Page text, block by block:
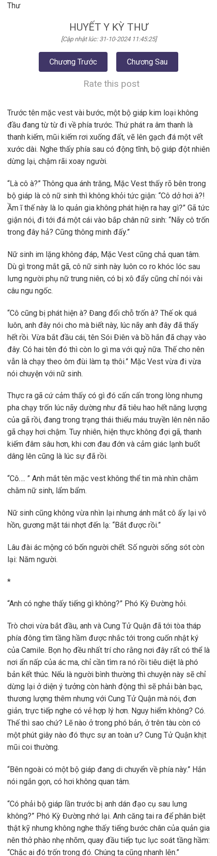
Thư
HUYẾT Y KỲ THƯ
[Cập nhật lúc: 31-10-2024 11:45:25]
Chương Trước Chương Sau
Rate this post
Trước tên mặc vest vài bước, một bộ giáp kim loại không
đầu đang từ từ đi về phía trước. Thứ phát ra âm thanh là
thanh kiếm, mũi kiếm rơi xuống đất, vẽ lên gạch đá một vết
xước dài. Nghe thấy phía sau có động tĩnh, bộ giáp đột nhiên
dừng lại, chậm rãi xoay người.
“Là cô à?” Thông qua ánh trăng, Mặc Vest thấy rõ bên trong
bộ giáp là cô nữ sinh thì không khỏi tức giận: “Cô dở hơi à?!
Ầm ĩ thế này là lo quản gia không phát hiện ra hay gì?” Gã tức
giận nói, đi tới đá một cái vào bắp chân nữ sinh: “Nãy cô trốn
trong đây hả? Cũng thông minh đấy.”
Nữ sinh im lặng không đáp, Mặc Vest cũng chả quan tâm.
Dù gì trong mắt gã, cô nữ sinh này luôn co ro khóc lóc sau
lưng người phụ nữ trung niên, có bị xô đẩy cũng chỉ nói vài
câu ngu ngốc.
“Cô cũng bị phát hiện à? Đang đổi chỗ trốn à? Thế ok quá
luôn, anh đây nói cho mà biết này, lúc nãy anh đây đã thấy
hết rồi. Vừa bắt đầu cái, tên Sói Điên và bồ hắn đã chạy vào
đây. Có hai tên đó thì còn lo gì ma với quỷ nữa. Thế cho nên
vẫn là chạy theo ôm đùi làm tạ thôi.” Mặc Vest vừa đi vừa
nói chuyện với nữ sinh.
Thực ra gã cứ cảm thấy có gì đó cấn cấn trong lòng nhưng
pha chạy trốn lúc nãy dường như đã tiêu hao hết năng lượng
của gã rồi, đang trong trạng thái thiếu máu truyền lên nên não
gã chạy hơi chậm. Tuy nhiên, hiện thực không đợi gã, thanh
kiếm đâm sâu hơn, khi cơn đau đớn và cảm giác lạnh buốt
dâng lên cũng là lúc sự đã rồi.
“Cô…. ” Anh mắt tên mặc vest không thể tin mà nhìn chằm
chằm nữ sinh, lẩm bẩm.
Nữ sinh cũng không vừa nhìn lại nhưng ánh mắt cô ấy lại vô
hồn, gương mặt tái nhợt đến lạ: “Bắt được rồi.”
Lâu đài ác mộng có bốn người chết. Số người sống sót còn
lại: Năm người.
*
“Anh có nghe thấy tiếng gì không?” Phó Kỳ Đường hỏi.
Trò chơi vừa bắt đầu, anh và Cung Tử Quận đã tới tòa tháp
phía đông tìm tầng hầm được nhắc tới trong cuốn nhật ký
của Camile. Bọn họ đều nhất trí cho rằng nơi đây rất có thể là
nơi ẩn nấp của ác ma, chỉ cần tìm ra nó rồi tiêu diệt là phó
bản kết thúc. Nếu là người bình thường thì chuyện này sẽ chỉ
dừng lại ở diện ý tưởng còn hành động thì sẽ phải bàn bạc,
thương lượng thêm nhưng với Cung Tử Quận mà nói, đơn
giản, trực tiếp nghe có vẻ hợp lý hơn. Nguy hiểm không? Có.
Thế thì sao chứ? Lẽ nào ở trong phó bản, ở trên tàu còn có
một phút giây nào đó thực sự an toàn ư? Cung Tử Quận khịt
mũi coi thường.
“Bên ngoài có một bộ giáp đang di chuyển về phía này.” Hắn
nói ngắn gọn, có hơi không quan tâm.
“Có phải bộ giáp lần trước bị anh dán đạo cụ sau lưng
không?” Phó Kỳ Đường nhớ lại. Anh căng tai ra để phân biệt
thật kỹ nhưng không nghe thấy tiếng bước chân của quản gia
nên thở phào nhẹ nhõm, quay đầu tiếp tục lục soát tầng hầm:
“Chắc ai đó trốn trong đó. Chúng ta cũng nhanh lên.”